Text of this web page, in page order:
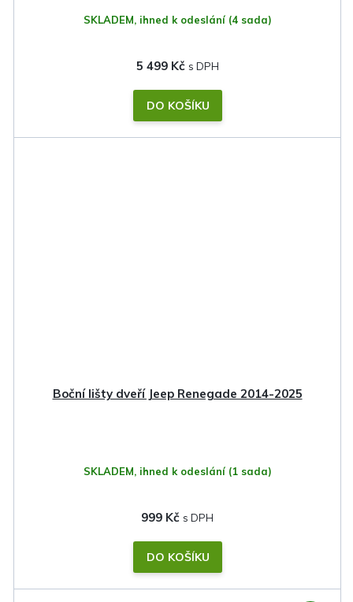
SKLADEM, ihned k odeslání (4 sada)
5 499 Kč
DO KOŠÍKU
Boční lišty dveří Jeep Renegade 2014-2025
SKLADEM, ihned k odeslání (1 sada)
999 Kč
DO KOŠÍKU